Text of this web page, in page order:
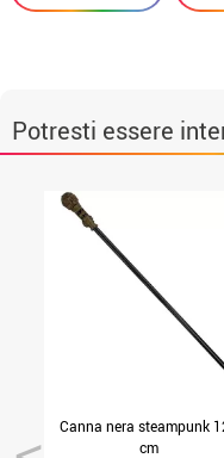
Potresti essere
Canna nera steampunk
cm